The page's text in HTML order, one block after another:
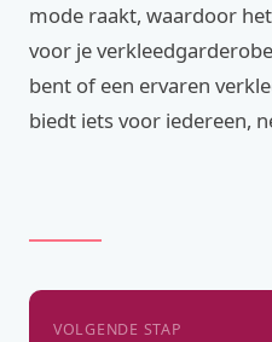
mode raakt, waardoor
voor je
bent of een ervaren
biedt iets voor iedereen,
VOLGENDE STAP